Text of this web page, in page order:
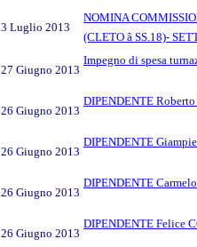
3 Luglio 2013
NOMINA
(CLETO â SS.18)-
27 Giugno 2013
Impegno di spesa
26 Giugno 2013
DIPENDENTE Roberto
26 Giugno 2013
DIPENDENTE
26 Giugno 2013
DIPENDENTE
26 Giugno 2013
DIPENDENTE Felice